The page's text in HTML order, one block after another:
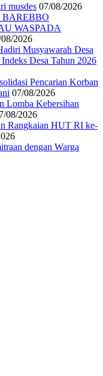
musdes 07/08/2026
WASPADA
2026
Musyawarah Desa
Desa Tahun 2026
Pencarian Korban
07/08/2026
Lomba Kebersihan
08/2026
Rangkaian HUT RI ke-
dengan Warga